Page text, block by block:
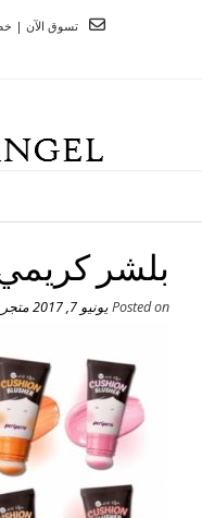
تسوق الآن | خصم 10% على جميع
بلشر
Posted onيونيو 7, 2017